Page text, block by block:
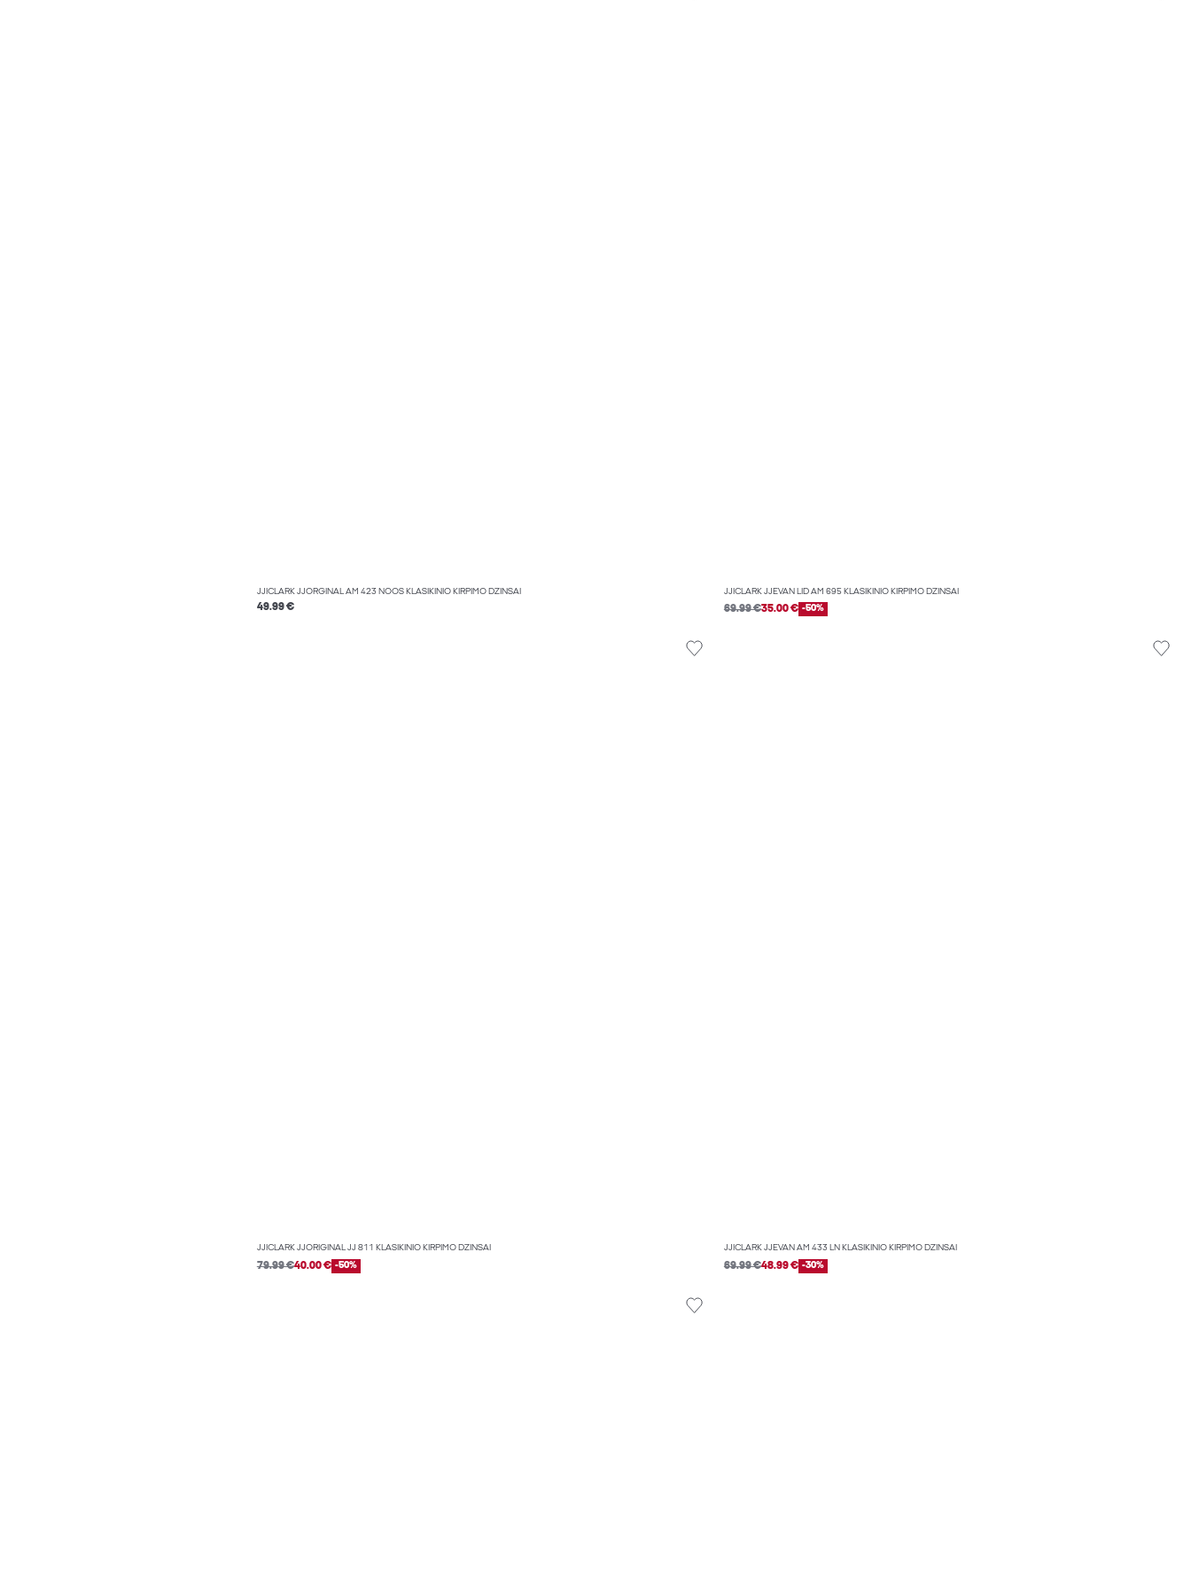
JJICLARK JJORGINAL AM 423 NOOS KLASIKINIO KIRPIMO DŽINSAI
49.99 €
JJICLARK JJEVAN LID AM 695 KLASIKINIO KIRPIMO DŽINSAI
69.99 €35.00 € -50%
JJICLARK JJORIGINAL JJ 811 KLASIKINIO KIRPIMO DŽINSAI
79.99 €40.00 € -50%
JJICLARK JJEVAN AM 433 LN KLASIKINIO KIRPIMO DŽINSAI
69.99 €48.99 € -30%